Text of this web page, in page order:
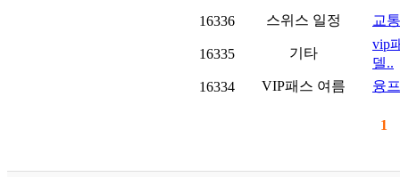
16336 스위스 일정 교
16335 기타
vip
델..
16334
VIP패스 여름 융
1